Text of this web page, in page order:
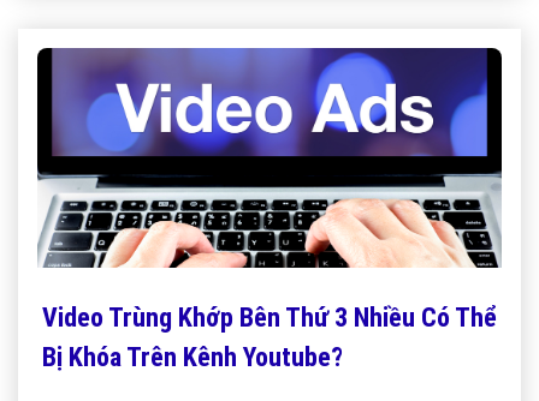
Video Trùng Khớp Bên Thứ 3 Nhiều Có Thể
Bị Khóa Trên Kênh Youtube?